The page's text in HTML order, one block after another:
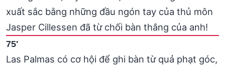
xuất sắc bằng những đầu ngón tay của thủ môn
Jasper Cillessen đã từ chối bàn thắng của anh!
75′
Las Palmas có cơ hội để ghi bàn từ quả phạt góc,